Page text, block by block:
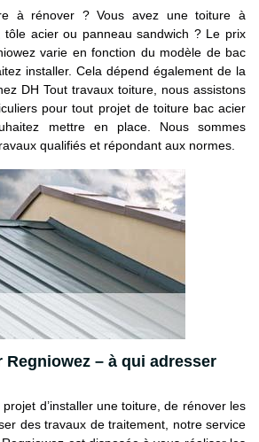
à rénover ? Vous avez une toiture à
tôle acier ou panneau sandwich ? Le prix
varie en fonction du modèle de bac
installer. Cela dépend également de la
DH Tout travaux toiture, nous assistons
pour tout projet de toiture bac acier
mettre en place. Nous sommes
qualifiés et répondant aux normes.
Regniowez – à qui adresser
d’installer une toiture, de rénover les
des travaux de traitement, notre service